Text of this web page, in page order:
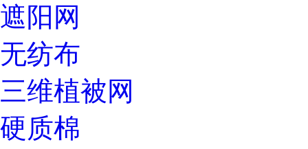
遮阳网
无纺布
三维植被网
硬质棉